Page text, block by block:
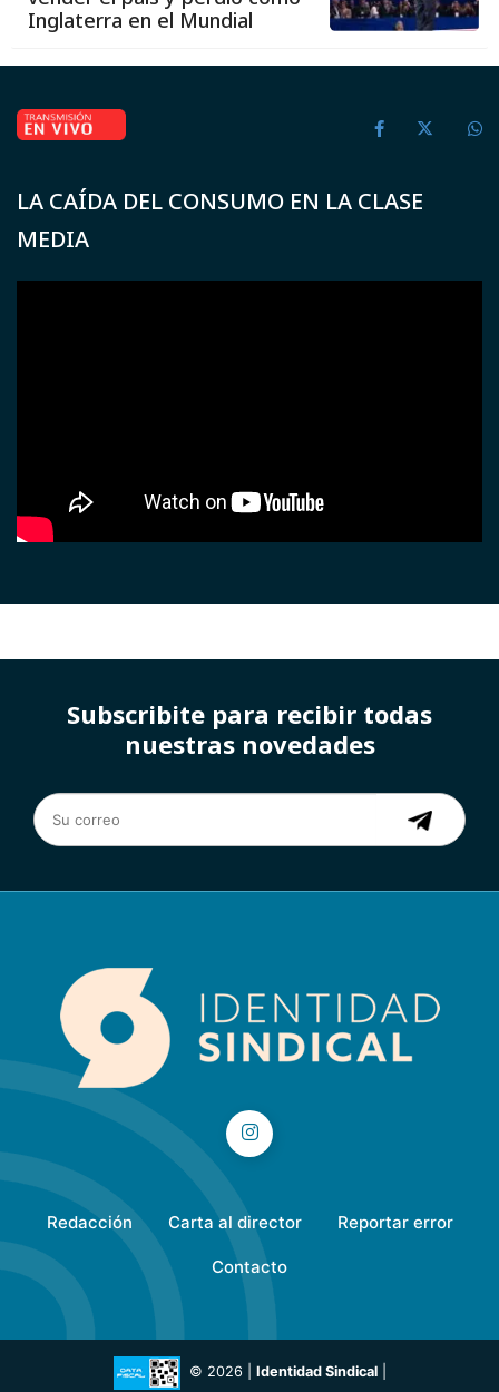
Inglaterra en el Mundial
LA CAÍDA DEL CONSUMO EN LA CLASE
MEDIA
Subscribite para recibir todas
nuestras novedades
Redacción Carta al director Reportar error
Contacto
© 2026 | Identidad Sindical|